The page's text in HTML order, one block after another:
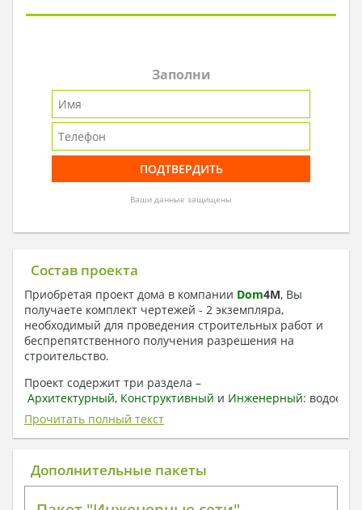
Заполни
Ваши данные защищены
Состав проекта
Приобретая проект дома в компании Dom4M, Вы
получаете комплект чертежей - 2 экземпляра,
необходимый для проведения строительных работ и
беспрепятственного получения разрешения на
строительство.
Проект содержит три раздела –
Архитектурный, Конструктивный и Инженерный:
отопление, вентиляция, канализация,
электроснабжение (приобретается за дополнительную
плату) + Пояснительная записка.
1. Архитектурный раздел:
Прочитать полный текст
Дополнительные пакеты